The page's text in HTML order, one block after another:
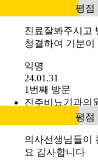
평점
진료잘봐주시고
청결하여 기분이
익명
24.01.31
1번째 방문
진주비뇨기과의
평점
의사선생님들이
요 감사합니다